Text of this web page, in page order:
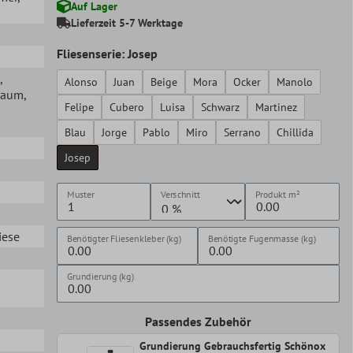
,
,
Auf Lager
Lieferzeit 5-7 Werktage
Fliesenserie: Josep
Alonso Juan Beige Mora Ocker
Manolo
Felipe
Cubero Luisa Schwarz
Martinez
Blau
Jorge Pablo Miro Serrano
Chillida
Josep
Muster Verschnitt Produkt m²
Benötigter Fliesenkleber (kg) Benötigte Fugenmasse (kg)
Grundierung (kg)
Passendes Zubehör
Grundierung Gebrauchsfertig Schönox